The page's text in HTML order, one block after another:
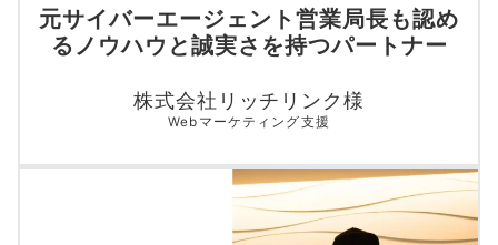
元サイバーエージェント営業局長も認め
るノウハウと誠実さを持つパートナー
株式会社リッチリンク様
Webマーケティング支援